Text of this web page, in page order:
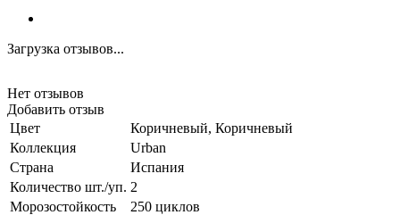
Загрузка отзывов...
Нет отзывов
Добавить отзыв
Цвет
Коричневый, Коричневый
Коллекция
Urban
Страна
Испания
Количество шт./уп. 2
Морозостойкость
250 циклов